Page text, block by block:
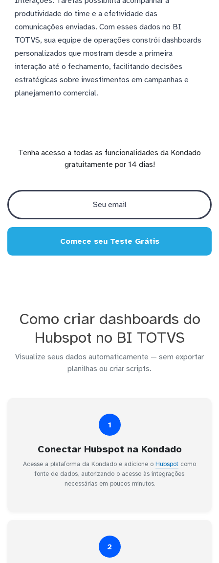
produtividade do time e a efetividade das
comunicações enviadas. Com esses dados no BI
TOTVS, sua equipe de operações constrói dashboards
personalizados que mostram desde a primeira
interação até o fechamento, facilitando decisões
estratégicas sobre investimentos em campanhas e
planejamento comercial.
Tenha acesso a todas as funcionalidades da Kondado
gratuitamente por 14 dias!
Comece seu Teste Grátis
Como criar dashboards do
Hubspot no BI TOTVS
Visualize seus dados automaticamente — sem exportar
planilhas ou criar scripts.
1
Conectar Hubspot na Kondado
Acesse a plataforma da Kondado e adicione o Hubspot como
fonte de dados, autorizando o acesso às integrações
necessárias em poucos minutos.
2